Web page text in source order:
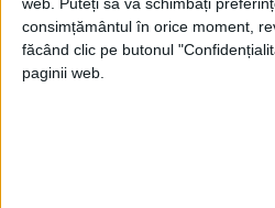
consimțământul în orice moment,
făcând clic pe butonul
paginii web.
și artefactele din sticlă
animale și plante indică